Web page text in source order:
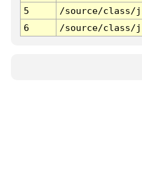
5
/source/class/
6
/source/class/